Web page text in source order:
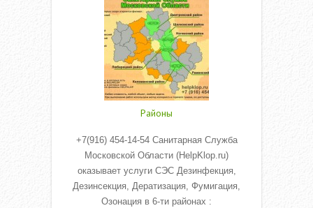
Районы
+7(916) 454-14-54 Санитарная Служба
Московской Области (HelpKlop.ru)
оказывает услуги СЭС Дезинфекция,
Дезинсекция, Дератизация, Фумигация,
Озонация в 6-ти районах :